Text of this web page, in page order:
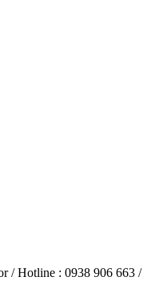
/ Hotline : 0938 906 663 /